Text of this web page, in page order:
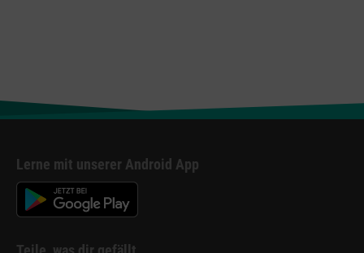
Lerne mit unserer Android App